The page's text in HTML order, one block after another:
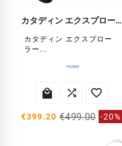
カタディン エクスプローラー プロ 浄水器
カタディン エクスプロー
ラー...
  
€399.20 €499.00 -20%